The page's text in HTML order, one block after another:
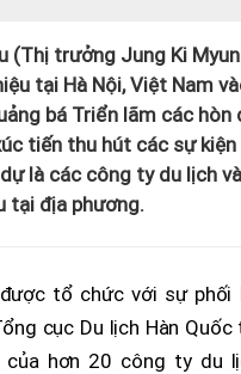
(Thị trưởng Jung Ki
tại Hà Nội, Việt Nam
bá Triển lãm các hòn
tiến thu hút các sự kiện
là các công ty du lịch
tại địa phương.
tổ chức với sự phối
cục Du lịch Hàn Quốc
hơn 20 công ty du